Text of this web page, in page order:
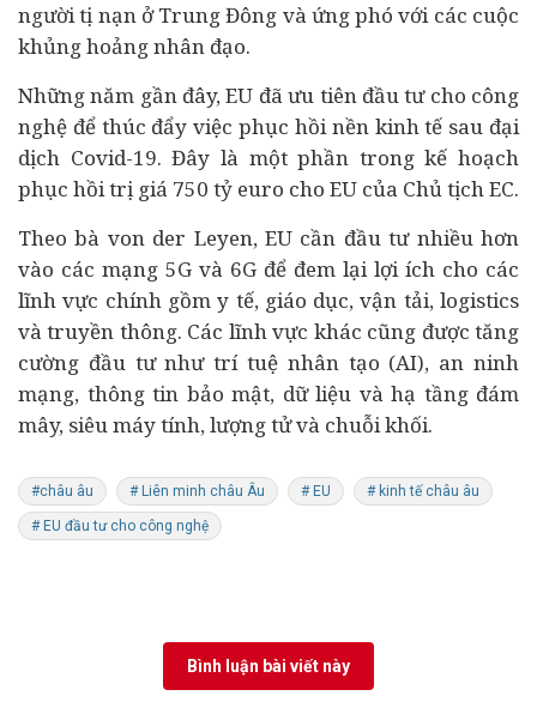
người tị nạn ở Trung Đông và ứng phó với các cuộc
khủng hoảng nhân đạo.
Những năm gần đây, EU đã ưu tiên đầu tư cho công
nghệ để thúc đẩy việc phục hồi nền kinh tế sau đại
dịch Covid-19. Đây là một phần trong kế hoạch
phục hồi trị giá 750 tỷ euro cho EU của Chủ tịch EC.
Theo bà von der Leyen, EU cần đầu tư nhiều hơn
vào các mạng 5G và 6G để đem lại lợi ích cho các
lĩnh vực chính gồmy tế, giáo dục, vận tải, logistics
và truyền thông. Các lĩnh vực khác cũng được tăng
cường đầu tư như trí tuệ nhân tạo (AI), an ninh
mạng, thông tin bảo mật, dữ liệu và hạ tầng đám
mây, siêu máy tính, lượng tử và chuỗi khối.
#châu âu # Liên minh châu Âu # EU # kinh tế châu âu
# EU đầu tư cho công nghệ
Bình luận bài viết này